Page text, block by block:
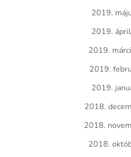
2019.
2019.
2019.
2019.
2019.
2018.
2018.
2018.